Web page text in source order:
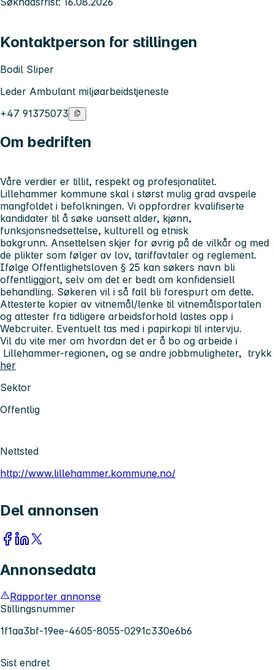
Kontaktperson for stillingen
Bodil Sliper
Leder Ambulant miljøarbeidstjeneste
+47 91375073
Om bedriften
Våre verdier er tillit, respekt og profesjonalitet.
Lillehammer kommune skal i størst mulig grad avspeile
mangfoldet i befolkningen. Vi oppfordrer kvalifiserte
kandidater til å søke uansett alder, kjønn,
funksjonsnedsettelse, kulturell og etnisk
bakgrunn. Ansettelsen skjer for øvrig på de vilkår og med
de plikter som følger av lov, tariffavtaler og reglement.
Ifølge Offentlighetsloven § 25 kan søkers navn bli
offentliggjort, selv om det er bedt om konfidensiell
behandling. Søkeren vil i så fall bli forespurt om dette.
Attesterte kopier av vitnemål/lenke til vitnemålsportalen
og attester fra tidligere arbeidsforhold lastes opp i
Webcruiter. Eventuelt tas med i papirkopi til intervju.
Vil du vite mer om hvordan det er å bo og arbeide i
Lillehammer-regionen, og se andre jobbmuligheter, trykk
her
Sektor
Offentlig
Nettsted
http://www.lillehammer.kommune.no/
Del annonsen
Annonsedata
Rapporter annonse
Stillingsnummer
1f1aa3bf-19ee-4605-8055-0291c330e6b6
Sist endret